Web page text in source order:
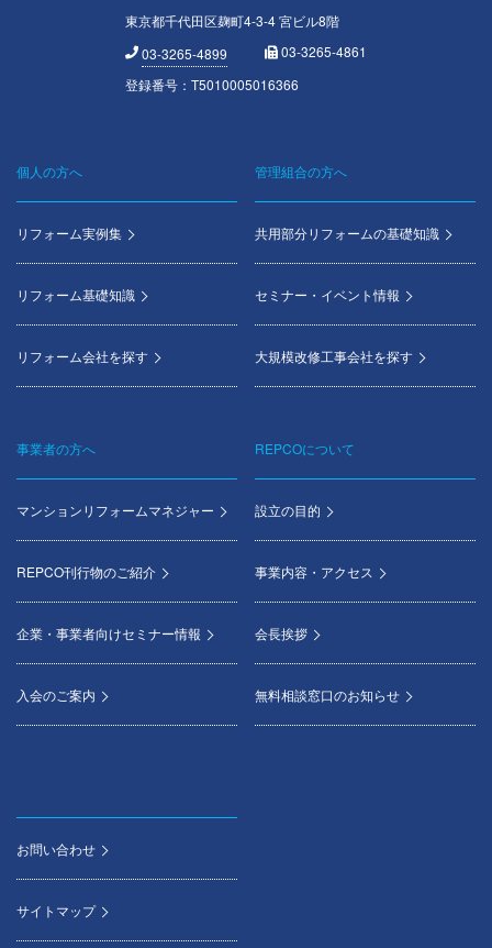
東京都千代田区麹町4-3-4 宮ビル8階
03-3265-4899
03-3265-4861
登録番号：T5010005016366
Footer
menu
個人の方へ
リフォーム実例集
リフォーム基礎知識
リフォーム会社を探す
管理組合の方へ
共用部分リフォームの基礎知識
セミナー・イベント情報
大規模改修工事会社を探す
事業者の方へ
マンションリフォームマネジャー
REPCO刊行物のご紹介
企業・事業者向けセミナー情報
入会のご案内
REPCOについて
設立の目的
事業内容・アクセス
会長挨拶
無料相談窓口のお知らせ
お問い合わせ
サイトマップ